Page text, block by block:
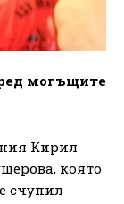
могъщите
Кирил
която
счупил